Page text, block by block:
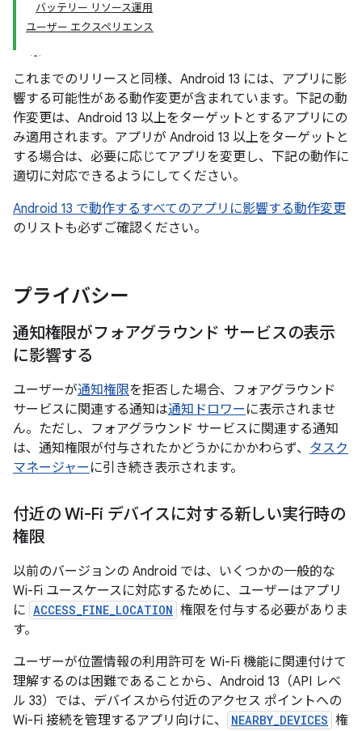
バッテリー リソース運用
ユーザー エクスペリエンス
これまでのリリースと同様、Android 13 には、アプリに影
響する可能性がある動作変更が含まれています。下記の動
作変更は、Android 13 以上をターゲットとするアプリにの
み適用されます。アプリが Android 13 以上をターゲットと
する場合は、必要に応じてアプリを変更し、下記の動作に
適切に対応できるようにしてください。
Android 13 で動作するすべてのアプリに影響する動作変更
のリストも必ずご確認ください。
プライバシー
通知権限がフォアグラウンド サービスの表示
に影響する
ユーザーが通知権限を拒否した場合、フォアグラウンド
サービスに関連する通知は通知ドロワー に表示されませ
ん。ただし、フォアグラウンド サービスに関連する通知
は、通知権限が付与されたかどうかにかかわらず、 タスク
マネージャー に引き続き表示されます。
付近の Wi-Fi デバイスに対する新しい実行時の
権限
以前のバージョンの Android では、いくつかの一般的な
Wi-Fi ユースケースに対応するために、ユーザーはアプリ
に ACCESS_FINE_LOCATION 権限を付与する必要がありま
す。
ユーザーが位置情報の利用許可を Wi-Fi 機能に関連付けて
理解するのは困難であることから、Android 13（API レベ
ル 33）では、デバイスから付近のアクセス ポイントへの
Wi-Fi 接続を管理するアプリ向けに、
NEARBY_DEVICES 権